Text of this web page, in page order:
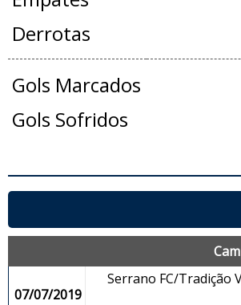
Derrotas
Gols Marcados
Gols Sofridos
07/07/2019
Serrano FC/Tradição